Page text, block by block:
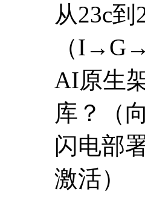
从23c
（
AI原生
库？（
闪电部
激活）